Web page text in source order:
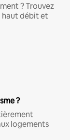
? Trouvez
haut débit et
?
logements